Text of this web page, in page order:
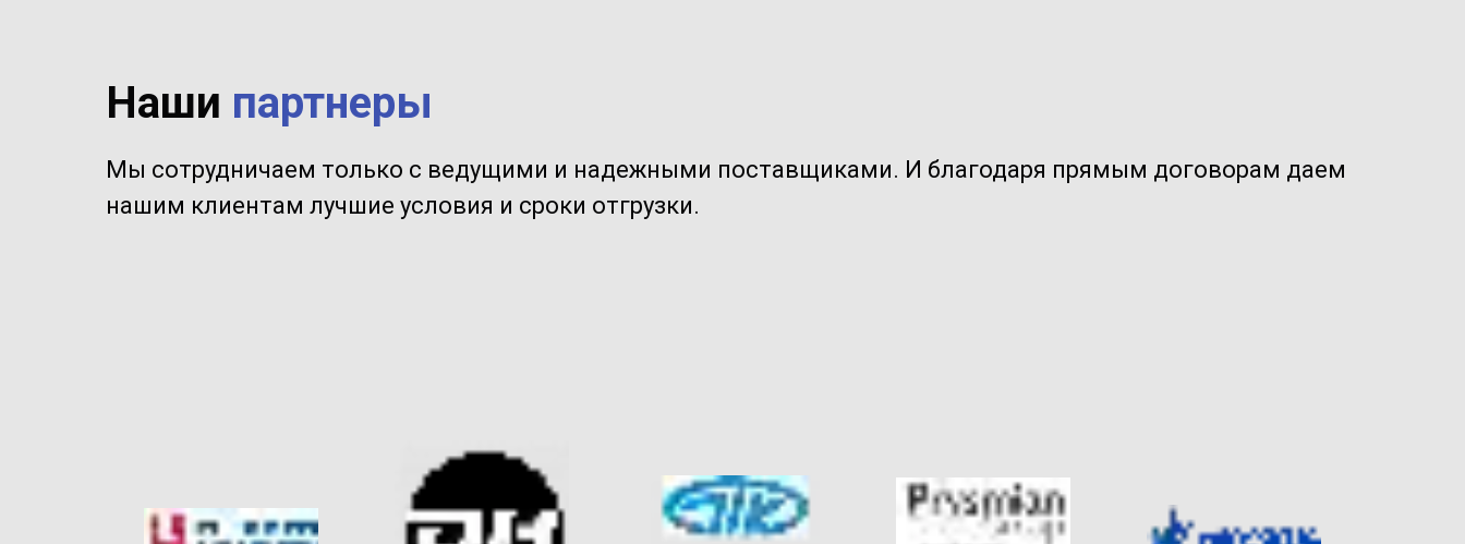
Наши партнеры
Мы сотрудничаем только с ведущими и надежными поставщиками. И благодаря прямым договорам даем
нашим клиентам лучшие условия и сроки отгрузки.